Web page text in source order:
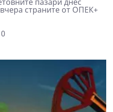
пазари днес
страните от ОПЕК+
0